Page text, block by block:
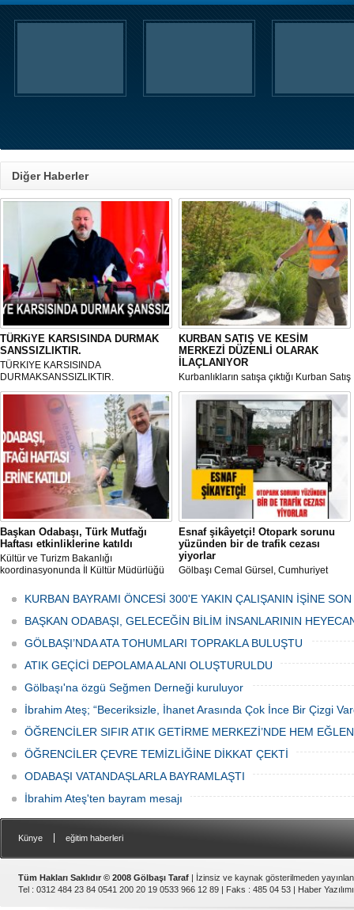
Diğer Haberler
TÜRKiYE KARSISINDA DURMAK
SANSSIZLIKTIR.
TÜRKIYE KARSISINDA
DURMAKSANSSIZLIKTIR.
KURBAN SATIŞ VE KESİM
MERKEZİ DÜZENLİ OLARAK
İLAÇLANIYOR
Kurbanlıkların satışa çıktığı Kurban Satış
ve Kesim Merkezi, haşere ve
mikropların önüne geçilmesi amacıyla
her gün Gölbaşı Belediyesi ekipleri
tarafından düzenli olarak ilaçlanıyor.
Başkan Odabaşı, Türk Mutfağı
Haftası etkinliklerine katıldı
Kültür ve Turizm Bakanlığı
koordinasyonunda İl Kültür Müdürlüğü
Haftası" etkinlikleri Ankara'da devam
ediyor.
Esnaf şikâyetçi! Otopark sorunu
yüzünden bir de trafik cezası
yiyorlar
Gölbaşı Cemal Gürsel, Cumhuriyet
bulunan esnaf ve alışverişe gelen
vatandaşlar park cezaları yüzünden
canından bezdi.
KURBAN BAYRAMI ÖNCESİ 300'E YAKIN ÇALIŞANIN İŞİNE
BAŞKAN ODABAŞI, GELECEĞİN BİLİM İNSANLARININ
GÖLBAŞI’NDA ATA TOHUMLARI TOPRAKLA BULUŞTU
ATIK GEÇİCİ DEPOLAMA ALANI OLUŞTURULDU
Gölbaşı'na özgü Seğmen Derneği kuruluyor
İbrahim Ateş; “Beceriksizle, İhanet Arasında Çok İnce Bir Çizgi
ÖĞRENCİLER SIFIR ATIK GETİRME MERKEZİ’NDE HEM
ÖĞRENCİLER ÇEVRE TEMİZLİĞİNE DİKKAT ÇEKTİ
ODABAŞI VATANDAŞLARLA BAYRAMLAŞTI
İbrahim Ateş'ten bayram mesajı
Künye eğitim haberleri
Tüm Hakları Saklıdır © 2008 Gölbaşı Taraf | İzinsiz ve kaynak gösterilmeden
Tel : 0312 484 23 84 0541 200 20 19 0533 966 12 89 | Faks : 485 04 53 | Haber Yazılımı